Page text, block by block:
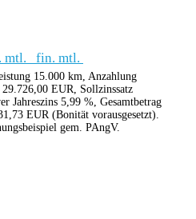
mtl. fin. mtl.
15.000 km, Anzahlung
EUR, Sollzinssatz
Jahreszins 5,99 %, Gesamtbetrag
EUR (Bonität vorausgesetzt).
gem. PAngV.